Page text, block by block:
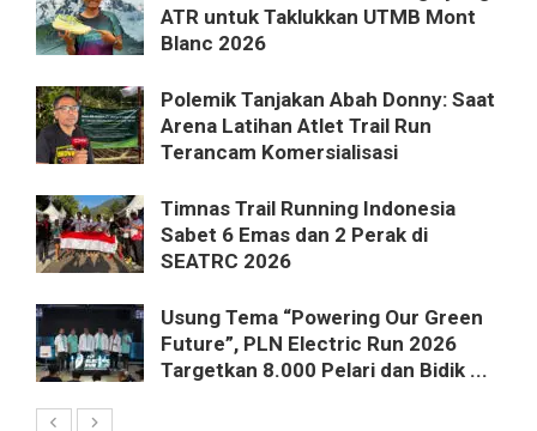
ATR untuk Taklukkan UTMB Mont
Blanc 2026
Polemik Tanjakan Abah Donny: Saat
Arena Latihan Atlet Trail Run
Terancam Komersialisasi
Timnas Trail Running Indonesia
Sabet 6 Emas dan 2 Perak di
SEATRC 2026
Usung Tema “Powering Our Green
Future”, PLN Electric Run 2026
Targetkan 8.000 Pelari dan Bidik ...